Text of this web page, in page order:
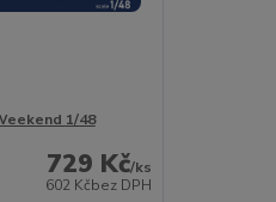
1/48
729 Kč/ks
602 Kčbez DPH